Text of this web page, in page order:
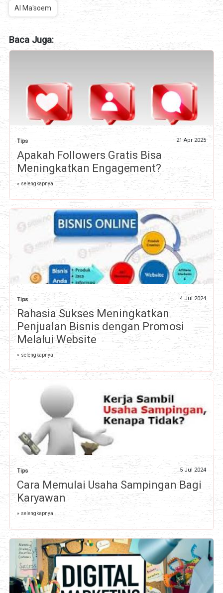
Al Ma'soem
Baca Juga:
Tips 21 Apr 2025
Apakah Followers Gratis Bisa
Meningkatkan Engagement?
» selengkapnya
Tips 4 Jul 2024
Rahasia Sukses Meningkatkan
Penjualan Bisnis dengan Promosi
Melalui Website
» selengkapnya
Tips 5 Jul 2024
Cara Memulai Usaha Sampingan Bagi
Karyawan
» selengkapnya